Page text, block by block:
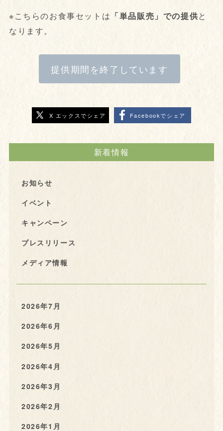
※こちらのお食事セットは 「単品販売」での提供と
なります。
提供期間を終了しています
X エックスでシェア Facebookでシェア
新着情報
お知らせ
イベント
キャンペーン
プレスリリース
メディア情報
2026年7月
2026年6月
2026年5月
2026年4月
2026年3月
2026年2月
2026年1月